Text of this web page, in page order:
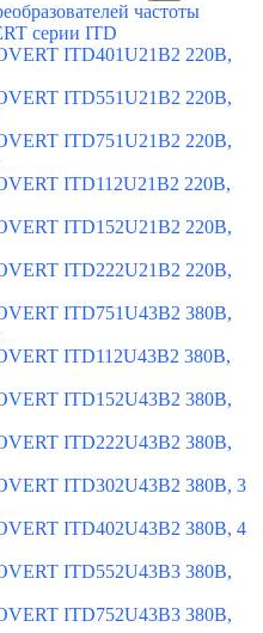
частоты
серии ITD
ITD401U21B2 220В,
ITD551U21B2 220В,
ITD751U21B2 220В,
ITD112U21B2 220В,
ITD152U21B2 220В,
ITD222U21B2 220В,
ITD751U43B2 380В,
ITD112U43B2 380В,
ITD152U43B2 380В,
ITD222U43B2 380В,
ITD302U43B2 380В, 3
ITD402U43B2 380В, 4
ITD552U43B3 380В,
ITD752U43B3 380В,